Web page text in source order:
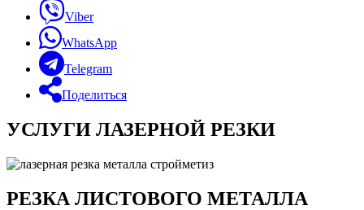
Viber
WhatsApp
Telegram
Поделиться
УСЛУГИ ЛАЗЕРНОЙ РЕЗКИ
РЕЗКА ЛИСТОВОГО МЕТАЛЛА